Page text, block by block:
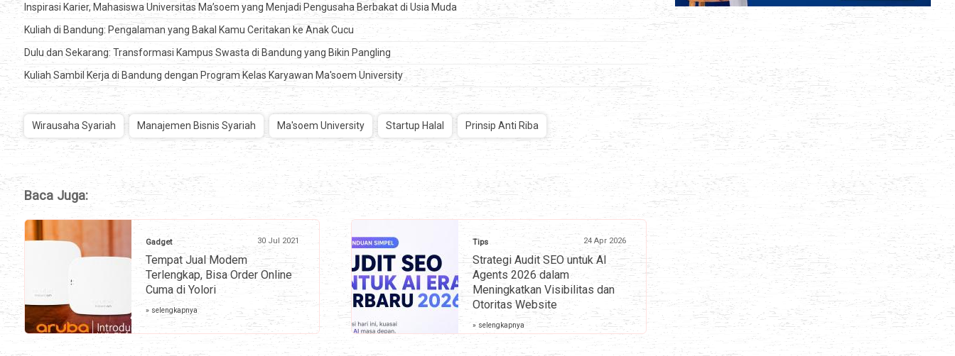
Inspirasi Karier, Mahasiswa Universitas Ma’soem yang Menjadi Pengusaha Berbakat di Usia Muda
Kuliah di Bandung: Pengalaman yang Bakal Kamu Ceritakan ke Anak Cucu
Dulu dan Sekarang: Transformasi Kampus Swasta di Bandung yang Bikin Pangling
Kuliah Sambil Kerja di Bandung dengan Program Kelas Karyawan Ma'soem University
Wirausaha Syariah Manajemen Bisnis Syariah Ma'soem University Startup Halal Prinsip Anti Riba
Baca Juga:
Gadget 30 Jul 2021
Tempat Jual Modem
Terlengkap, Bisa Order Online
Cuma di Yolori
» selengkapnya
Tips 24 Apr 2026
Strategi Audit SEO untuk AI
Agents 2026 dalam
Meningkatkan Visibilitas dan
Otoritas Website
» selengkapnya